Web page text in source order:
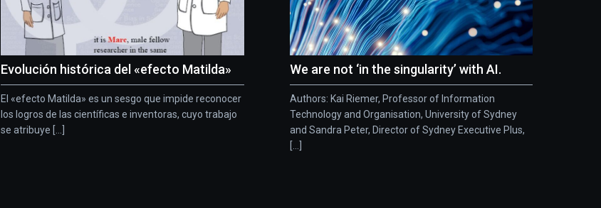
Evolución histórica del «efecto Matilda»
El «efecto Matilda» es un sesgo que impide reconocer
los logros de las científicas e inventoras, cuyo trabajo
se atribuye [...]
We are not ‘in the singularity’ with AI.
Authors: Kai Riemer, Professor of Information
Technology and Organisation, University of Sydney
and Sandra Peter, Director of Sydney Executive Plus,
[...]